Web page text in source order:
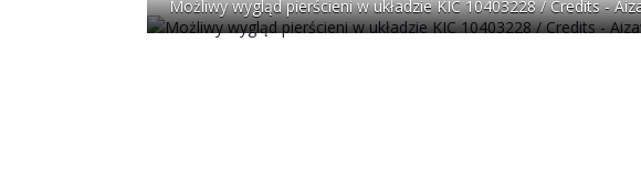
Możliwy wygląd pierścieni w układzie KIC 10403228 / Credits -